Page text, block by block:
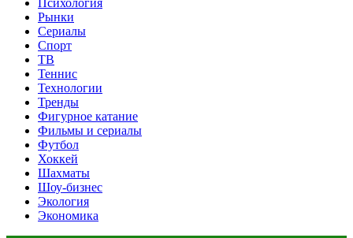
Рынки
Сериалы
Спорт
ТВ
Теннис
Технологии
Тренды
Фигурное катание
Фильмы и сериалы
Футбол
Хоккей
Шахматы
Шоу-бизнес
Экология
Экономика